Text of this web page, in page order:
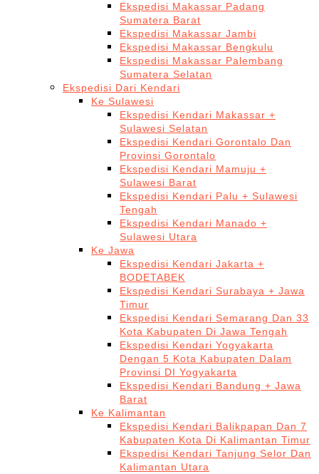
Ekspedisi Makassar Padang
Sumatera Barat
Ekspedisi Makassar Jambi
Ekspedisi Makassar Bengkulu
Ekspedisi Makassar Palembang
Sumatera Selatan
Ekspedisi Dari Kendari
Ke Sulawesi
Ekspedisi Kendari Makassar +
Sulawesi Selatan
Ekspedisi Kendari Gorontalo Dan
Provinsi Gorontalo
Ekspedisi Kendari Mamuju +
Sulawesi Barat
Ekspedisi Kendari Palu + Sulawesi
Tengah
Ekspedisi Kendari Manado +
Sulawesi Utara
Ke Jawa
Ekspedisi Kendari Jakarta +
BODETABEK
Ekspedisi Kendari Surabaya + Jawa
Timur
Ekspedisi Kendari Semarang Dan 33
Kota Kabupaten Di Jawa Tengah
Ekspedisi Kendari Yogyakarta
Dengan 5 Kota Kabupaten Dalam
Provinsi DI Yogyakarta
Ekspedisi Kendari Bandung + Jawa
Barat
Ke Kalimantan
Ekspedisi Kendari Balikpapan Dan 7
Kabupaten Kota Di Kalimantan Timur
Ekspedisi Kendari Tanjung Selor Dan
Kalimantan Utara